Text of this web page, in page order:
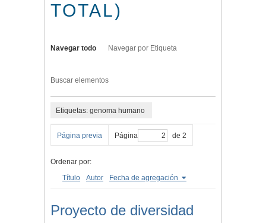
TOTAL)
Navegar todo Navegar por Etiqueta
Buscar elementos
Etiquetas: genoma humano
Página previa Página de 2
Ordenar por:
Título
Autor Fecha de agregación
Proyecto de diversidad